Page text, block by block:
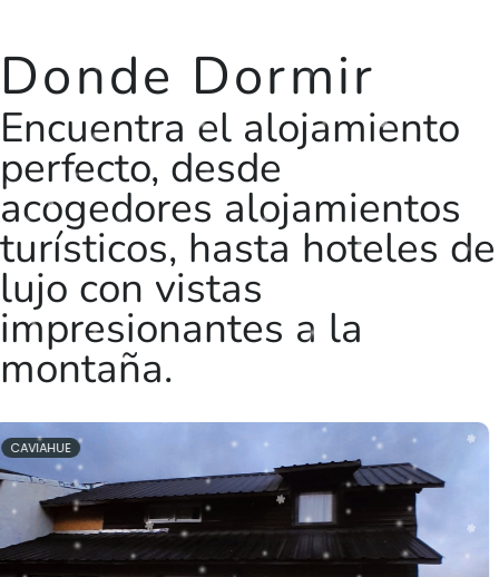
Donde Dormir
Encuentra el alojamiento
perfecto, desde
acogedores alojamientos
turísticos, hasta hoteles de
lujo con vistas
impresionantes a la
montaña.
CAVIAHUE